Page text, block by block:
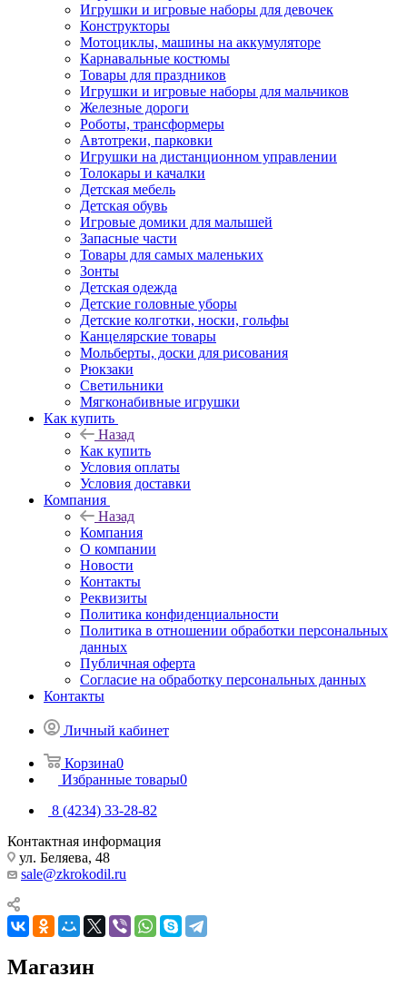
Игрушки и игровые наборы для девочек
Конструкторы
Мотоциклы, машины на аккумуляторе
Карнавальные костюмы
Товары для праздников
Игрушки и игровые наборы для мальчиков
Железные дороги
Роботы, трансформеры
Автотреки, парковки
Игрушки на дистанционном управлении
Толокары и качалки
Детская мебель
Детская обувь
Игровые домики для малышей
Запасные части
Товары для самых маленьких
Зонты
Детская одежда
Детские головные уборы
Детские колготки, носки, гольфы
Канцелярские товары
Мольберты, доски для рисования
Рюкзаки
Светильники
Мягконабивные игрушки
Как купить
Назад
Как купить
Условия оплаты
Условия доставки
Компания
Назад
Компания
О компании
Новости
Контакты
Реквизиты
Политика конфиденциальности
Политика в отношении обработки персональных
данных
Публичная оферта
Согласие на обработку персональных данных
Контакты
Личный кабинет
Корзина0
Избранные товары0
8 (4234) 33-28-82
Контактная информация
ул. Беляева, 48
sale@zkrokodil.ru
Магазин